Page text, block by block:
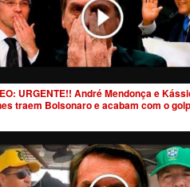
URGENTE!! André Mendonça e
traem Bolsonaro e acabam com o